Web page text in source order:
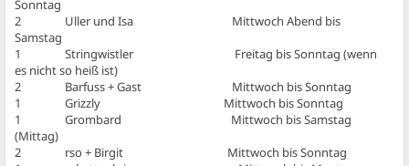
Sonntag
2 Uller und Isa Mittwoch Abend bis
Samstag
1 Stringwistler Freitag bis Sonntag (wenn
es nicht so heiß ist)
2 Barfuss + Gast Mittwoch bis Sonntag
1 Grizzly Mittwoch bis Sonntag
1 Grombard Mittwoch bis Samstag
(Mittag)
2 rso + Birgit Mittwoch bis Sonntag